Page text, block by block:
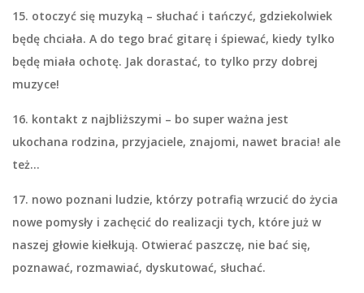
15. otoczyć się muzyką – słuchać i tańczyć, gdziekolwiek
będę chciała. A do tego brać gitarę i śpiewać, kiedy tylko
będę miała ochotę. Jak dorastać, to tylko przy dobrej
muzyce!
16. kontakt z najbliższymi – bo super ważna jest
ukochana rodzina, przyjaciele, znajomi, nawet bracia! ale
też…
17. nowo poznani ludzie, którzy potrafią wrzucić do życia
nowe pomysły i zachęcić do realizacji tych, które już w
naszej głowie kiełkują. Otwierać paszczę, nie bać się,
poznawać, rozmawiać, dyskutować, słuchać.